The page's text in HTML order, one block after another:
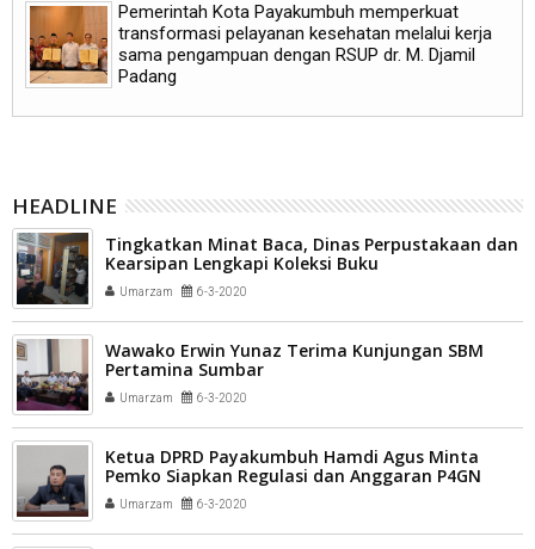
Pemerintah Kota Payakumbuh memperkuat
transformasi pelayanan kesehatan melalui kerja
sama pengampuan dengan RSUP dr. M. Djamil
Padang
HEADLINE
Tingkatkan Minat Baca, Dinas Perpustakaan dan
Kearsipan Lengkapi Koleksi Buku
Umarzam 6-3-2020
Wawako Erwin Yunaz Terima Kunjungan SBM
Pertamina Sumbar
Umarzam 6-3-2020
Ketua DPRD Payakumbuh Hamdi Agus Minta
Pemko Siapkan Regulasi dan Anggaran P4GN
Umarzam 6-3-2020